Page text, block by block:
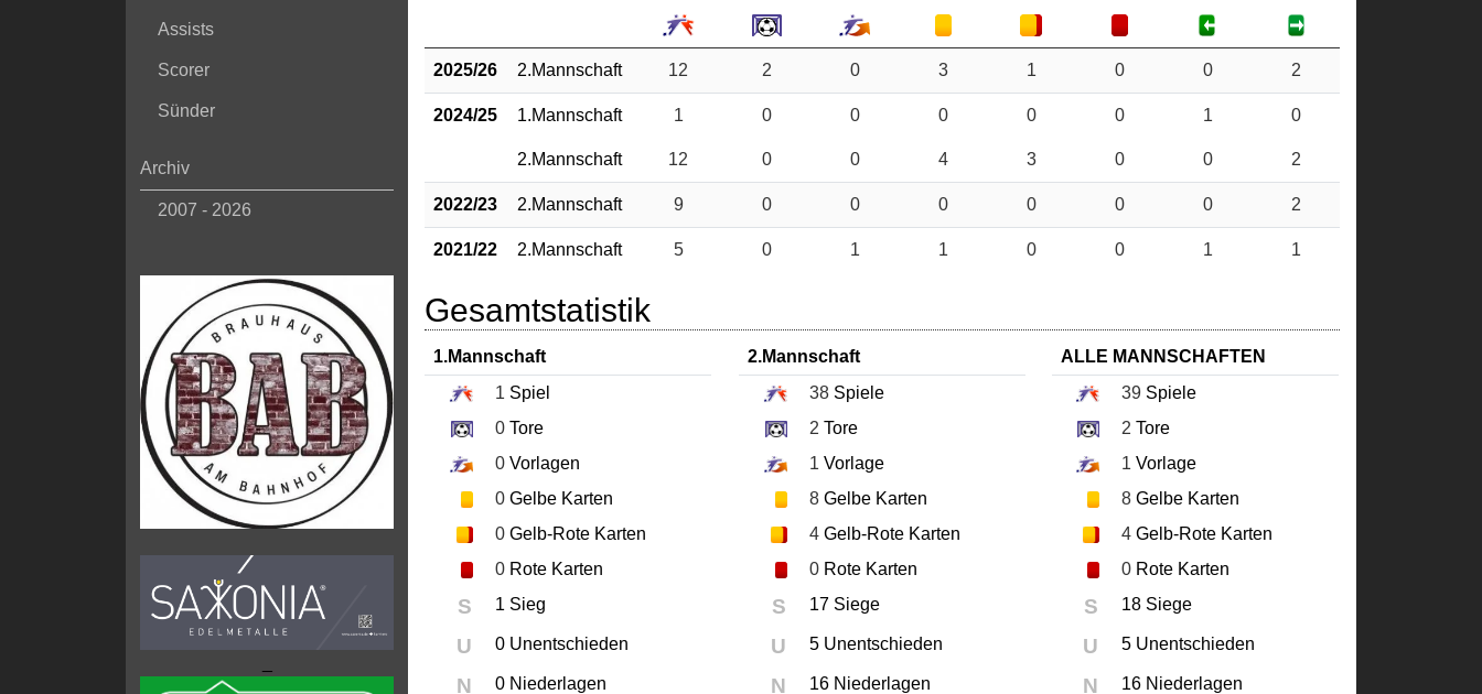
Assists
Scorer
Sünder
Archiv
2007 - 2026
2025/26 2.Mannschaft 12 2 0 3 1 0 0 2
2024/25 1.Mannschaft 1 0 0 0 0 0 1 0
2.Mannschaft 12 0 0 4 3 0 0 2
2022/23 2.Mannschaft 9 0 0 0 0 0 0 2
2021/22 2.Mannschaft 5 0 1 1 0 0 1 1
Gesamtstatistik
1.Mannschaft
1 Spiel
0 Tore
0 Vorlagen
0 Gelbe Karten
0 Gelb-Rote Karten
0 Rote Karten
S 1 Sieg
U 0 Unentschieden
N 0 Niederlagen
2.Mannschaft
38Spiele
2 Tore
1 Vorlage
8Gelbe Karten
4Gelb-Rote Karten
0Rote Karten
S 17 Siege
U 5 Unentschieden
N 16 Niederlagen
ALLE MANNSCHAFTEN
39 Spiele
2 Tore
1 Vorlage
8 Gelbe Karten
4 Gelb-Rote Karten
0 Rote Karten
S 18 Siege
U 5 Unentschieden
N 16 Niederlagen